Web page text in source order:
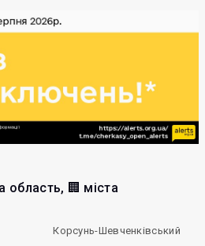
область, 🏢 міста
Корсунь-Шевченківський